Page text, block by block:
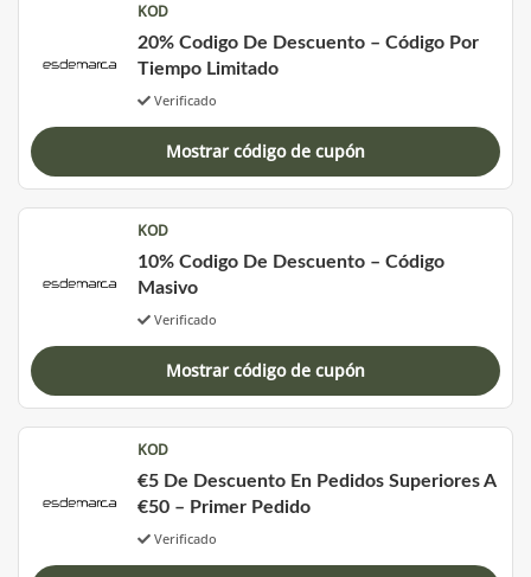
KOD
20% Codigo De Descuento – Código Por
Tiempo Limitado
Verificado
Mostrar código de cupón
KOD
10% Codigo De Descuento – Código
Masivo
Verificado
Mostrar código de cupón
KOD
€5 De Descuento En Pedidos Superiores A
€50 – Primer Pedido
Verificado